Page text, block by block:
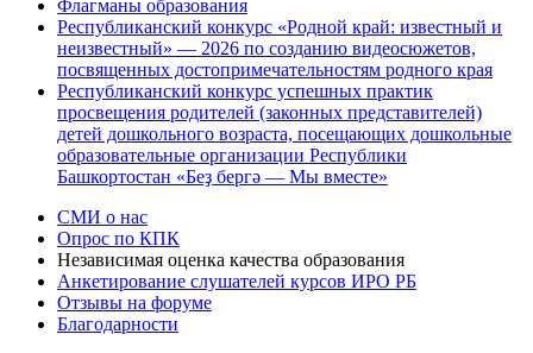
Флагманы образования
Республиканский конкурс «Родной край: известный и
неизвестный» — 2026 по созданию видеосюжетов,
посвященных достопримечательностям родного края
Республиканский конкурс успешных практик
просвещения родителей (законных представителей)
детей дошкольного возраста, посещающих дошкольные
образовательные организации Республики
Башкортостан «Беҙ бергә — Мы вместе»
СМИ о нас
Опрос по КПК
Независимая оценка качества образования
Анкетирование слушателей курсов ИРО РБ
Отзывы на форуме
Благодарности